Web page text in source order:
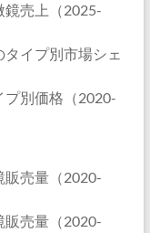
鏡売上（2025-
イプ別市場シェ
プ別価格（2020-
販売量（2020-
販売量（2020-